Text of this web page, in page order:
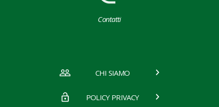
Contatti
CHI SIAMO
POLICY PRIVACY